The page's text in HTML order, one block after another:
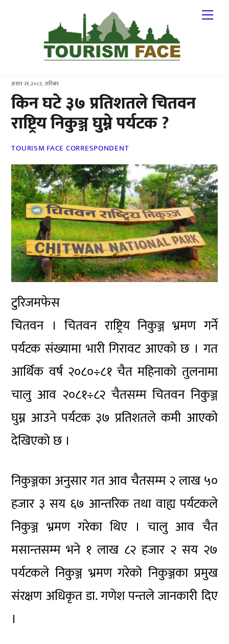
असार २१,२०८२, शनिबार
किन घटे ३७ प्रतिशतले चितवन
राष्ट्रिय निकुञ्ज घुम्ने पर्यटक ?
TOURISM FACE CORRESPONDENT
टुरिजमफेस
चितवन । चितवन राष्ट्रिय निकुञ्ज भ्रमण गर्ने
पर्यटक संख्यामा भारी गिरावट आएको छ । गत
आर्थिक वर्ष २०८०÷८१ चैत महिनाको तुलनामा
चालु आव २०८१÷८२ चैतसम्म चितवन निकुञ्ज
घुम्न आउने पर्यटक ३७ प्रतिशतले कमी आएको
देखिएको छ ।
निकुञ्जका अनुसार गत आव चैतसम्म २ लाख ५०
हजार ३ सय ६७ आन्तरिक तथा वाह्य पर्यटकले
निकुञ्ज भ्रमण गरेका थिए । चालु आव चैत
मसान्तसम्म भने १ लाख ८२ हजार २ सय २७
पर्यटकले निकुञ्ज भ्रमण गरेको निकुञ्जका प्रमुख
संरक्षण अधिकृत डा. गणेश पन्तले जानकारी दिए
।